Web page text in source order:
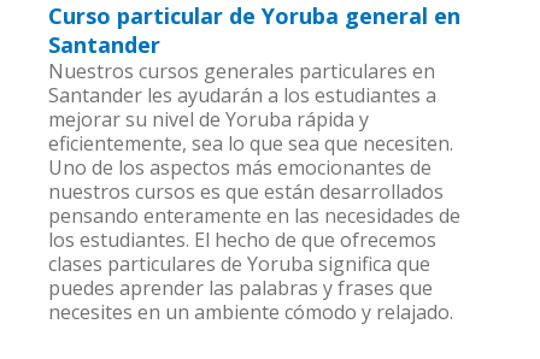
Curso particular de Yoruba general en
Santander
Nuestros cursos generales particulares en
Santander les ayudarán a los estudiantes a
mejorar su nivel de Yoruba rápida y
eficientemente, sea lo que sea que necesiten.
Uno de los aspectos más emocionantes de
nuestros cursos es que están desarrollados
pensando enteramente en las necesidades de
los estudiantes. El hecho de que ofrecemos
clases particulares de Yoruba significa que
puedes aprender las palabras y frases que
necesites en un ambiente cómodo y relajado.